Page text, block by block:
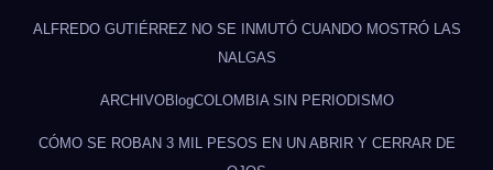
ALFREDO GUTIÉRREZ NO SE INMUTÓ CUANDO MOSTRÓ LAS
NALGAS
ARCHIVOBlogCOLOMBIA SIN PERIODISMO
CÓMO SE ROBAN 3 MIL PESOS EN UN ABRIR Y CERRAR DE